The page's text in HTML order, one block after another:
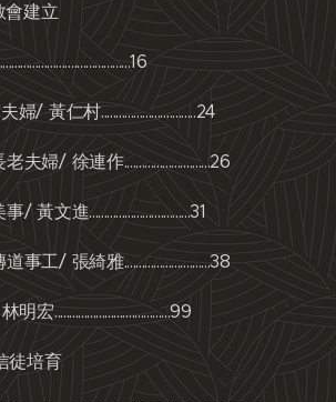
會建立
/ 黃仁村................................24
婦/ 徐連作.............................26
文進..................................31
工/ 張綺雅.............................38
.......................................99
徒培育